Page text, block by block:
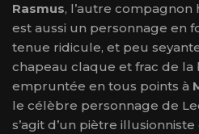
Rasmus, l’autre
est aussi un personnage en
tenue ridicule, et peu
chapeau claque et frac de
empruntée en tous points à
le célèbre personnage de
s’agit d’un piètre